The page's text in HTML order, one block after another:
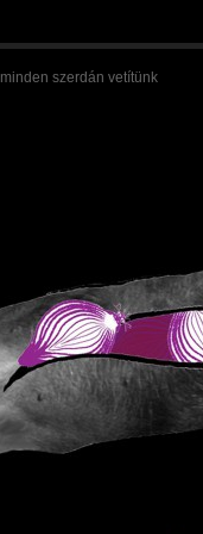
minden szerdán vetítünk